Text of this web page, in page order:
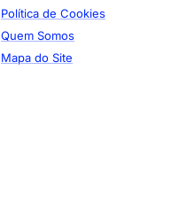
Política de Cookies
Quem Somos
Mapa do Site